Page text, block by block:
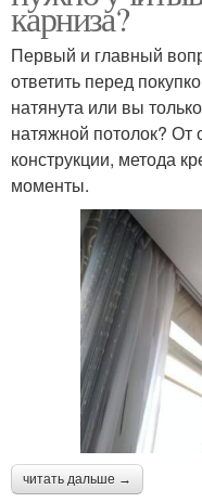
карниза?
Первый и главный
ответить перед
натянута или вы
натяжной потолок? От
конструкции, метода
моменты.
читать дальше →